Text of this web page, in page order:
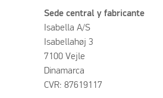
Sede central y fabricante
Isabella A/S
Isabellahøj 3
7100 Vejle
Dinamarca
CVR: 87619117